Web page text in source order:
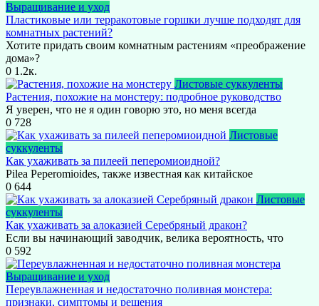
Выращивание и уход
Пластиковые или терракотовые горшки лучше подходят для
комнатных растений?
Хотите придать своим комнатным растениям «преображение
дома»?
0 1.2к.
Листовые суккуленты
Растения, похожие на монстеру: подробное руководство
Я уверен, что не я один говорю это, но меня всегда
0 728
Листовые
суккуленты
Как ухаживать за пилеей пеперомиоидной?
Pilea Peperomioides, также известная как китайское
0 644
Листовые
суккуленты
Как ухаживать за алоказией Серебряный дракон?
Если вы начинающий заводчик, велика вероятность, что
0 592
Выращивание и уход
Переувлажненная и недостаточно поливная монстера:
признаки, симптомы и решения